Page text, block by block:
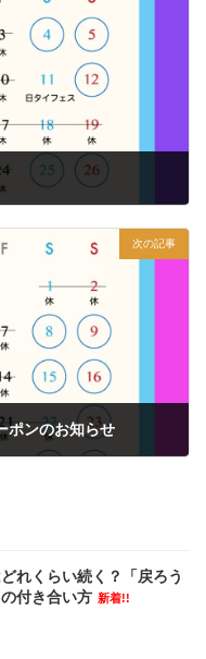
次の記事
ポンのお知らせ
れくらい続く？「戻ろう
付き合い方 新着!!